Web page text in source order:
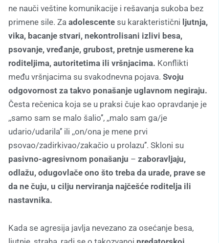
ne nauči veštine komunikacije i rešavanja sukoba bez
primene sile. Za adolescente su karakteristični ljutnja,
vika, bacanje stvari, nekontrolisani izlivi besa,
psovanje, vređanje, grubost, pretnje usmerene ka
roditeljima, autoritetima ili vršnjacima. Konflikti
među vršnjacima su svakodnevna pojava. Svoju
odgovornost za takvo ponašanje uglavnom negiraju.
Česta rečenica koja se u praksi čuje kao opravdanje je
,,samo sam se malo šalio’’, ,,malo sam ga/je
udario/udarila’’ ili ,,on/ona je mene prvi
psovao/zadirkivao/zakačio u prolazu’’. Skloni su
pasivno-agresivnom ponašanju – zaboravljaju,
odlažu, odugovlače ono što treba da urade, prave se
da ne čuju, u cilju nerviranja najčešće roditelja ili
nastavnika.
Kada se agresija javlja nevezano za osećanje besa,